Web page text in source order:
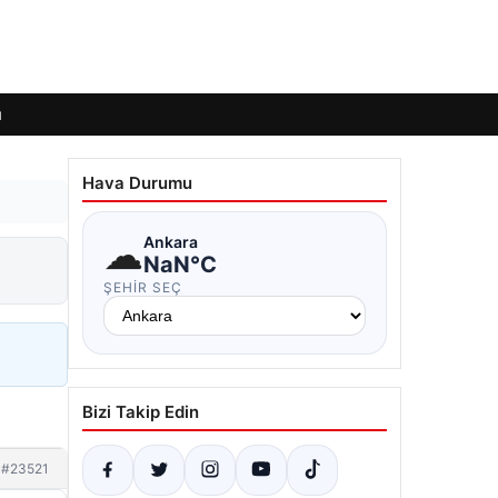
#23521
Hava Durumu
☁Ankara
NaN°C
ŞEHIR SEÇ
Bizi Takip Edin